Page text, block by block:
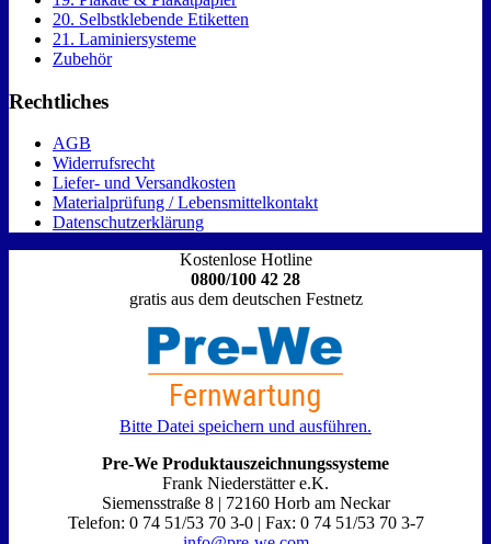
20. Selbstklebende Etiketten
21. Laminiersysteme
Zubehör
Rechtliches
AGB
Widerrufsrecht
Liefer- und Versandkosten
Materialprüfung / Lebensmittelkontakt
Datenschutzerklärung
Kostenlose Hotline
0800/100 42 28
gratis aus dem deutschen Festnetz
Bitte Datei speichern und ausführen.
Pre-We Produktauszeichnungssysteme
Frank Niederstätter e.K.
Siemensstraße 8 | 72160 Horb am Neckar
Telefon: 0 74 51/53 70 3-0 | Fax: 0 74 51/53 70 3-7